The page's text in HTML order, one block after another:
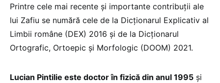
Printre cele mai recente și importante contribuții ale
lui Zafiu se numără cele de la Dicționarul Explicativ al
Limbii române (DEX) 2016 și de la Dicționarul
Ortografic, Ortoepic și Morfologic (DOOM) 2021.
Lucian Pintilie este doctor în fizică din anul 1995 și